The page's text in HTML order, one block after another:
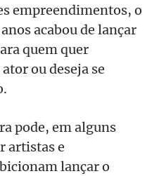
empreendimentos, o
acabou de lançar
quem quer
ou deseja se
pode, em alguns
artistas e
lançar o